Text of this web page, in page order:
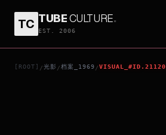
TC TUBECULTURE.
EST. 2006
[ROOT] /光影 /档案_1969 /VISUAL_#ID.21120
HITOKIRI